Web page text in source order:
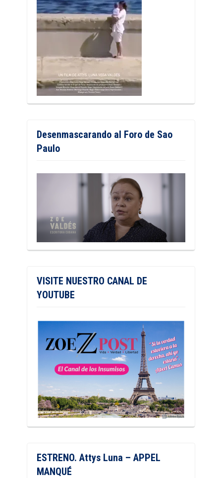
Desenmascarando al Foro de Sao
Paulo
VISITE NUESTRO CANAL DE
YOUTUBE
ESTRENO. Attys Luna – APPEL
MANQUÉ